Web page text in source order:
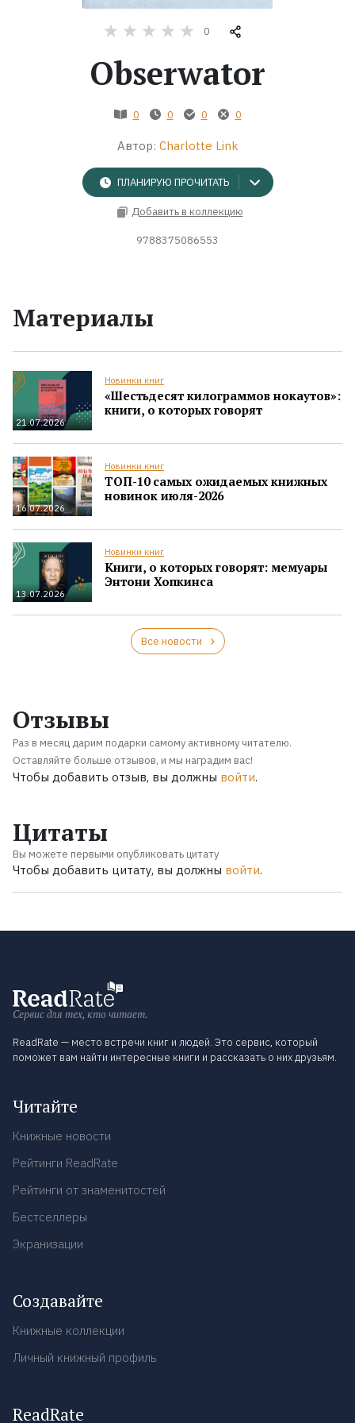
Экранизации
Коллекции
0
Obserwator
0 0 0 0
Автор: Charlotte Link
ПЛАНИРУЮ ПРОЧИТАТЬ
Добавить в коллекцию
9788375086553
Материалы
21.07.2026
Новинки книг
«Шестьдесят килограммов нокаутов»:
книги, о которых говорят
16.07.2026
Новинки книг
ТОП-10 самых ожидаемых книжных
новинок июля-2026
13.07.2026
Новинки книг
Книги, о которых говорят: мемуары
Энтони Хопкинса
Все новости
Отзывы
Раз в месяц дарим подарки самому активному читателю.
Оставляйте больше отзывов, и мы наградим вас!
Чтобы добавить отзыв, вы должны войти.
Цитаты
Вы можете первыми опубликовать цитату
Чтобы добавить цитату, вы должны войти.
Сервис для тех, кто читает.
ReadRate — место встречи книг и людей. Это сервис, который
поможет вам найти интересные книги и рассказать о них друзьям.
Читайте
Книжные новости
Рейтинги ReadRate
Рейтинги от знаменитостей
Бестселлеры
Экранизации
Создавайте
Книжные коллекции
Личный книжный профиль
ReadRate